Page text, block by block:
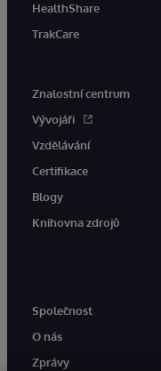
HealthShare
TrakCare
Znalostní centrum
Vývojáři
Vzdělávání
Certifikace
Blogy
Knihovna zdrojů
Společnost
O nás
Zprávy